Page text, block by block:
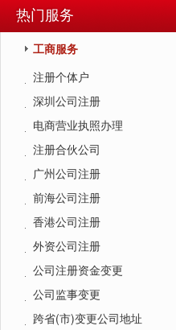
热门服务
工商服务
注册个体户
深圳公司注册
电商营业执照办理
注册合伙公司
广州公司注册
前海公司注册
香港公司注册
外资公司注册
公司注册资金变更
公司监事变更
跨省(市)变更公司地址